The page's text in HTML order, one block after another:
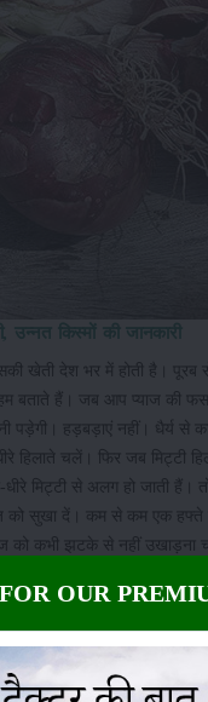
उन्नत किस्मों की जानकारी
खेती देश भर में होती है।
बताते हैं। जब आप प्याज की
पड़ेगी। हड़बड़ाएं नहीं।
हिलाते चलें। फिर जब
धीरे मिट्टी से अलग हो जाती
को सुखा दें। कम से कम एक
कभी झटके से नहीं उखाड़ना
OUR